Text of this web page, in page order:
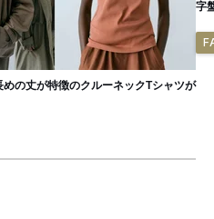
の丈が特徴のクルーネックTシャツが
字